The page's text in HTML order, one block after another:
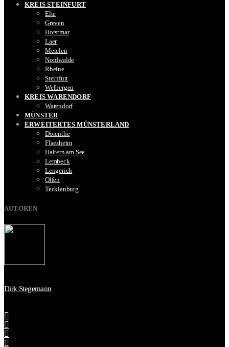
KREIS STEINFURT
Elte
Greven
Horstmar
Laer
Metelen
Nordwalde
Rheine
Steinfurt
Welbergen
KREIS WARENDORF
Warendorf
MÜNSTER
ERWEITERTES MÜNSTERLAND
Dörenthe
Flaesheim
Haltern am See
Lembeck
Lengerich
Olfen
Tecklenburg
AUTOREN
Dirk Stegemann